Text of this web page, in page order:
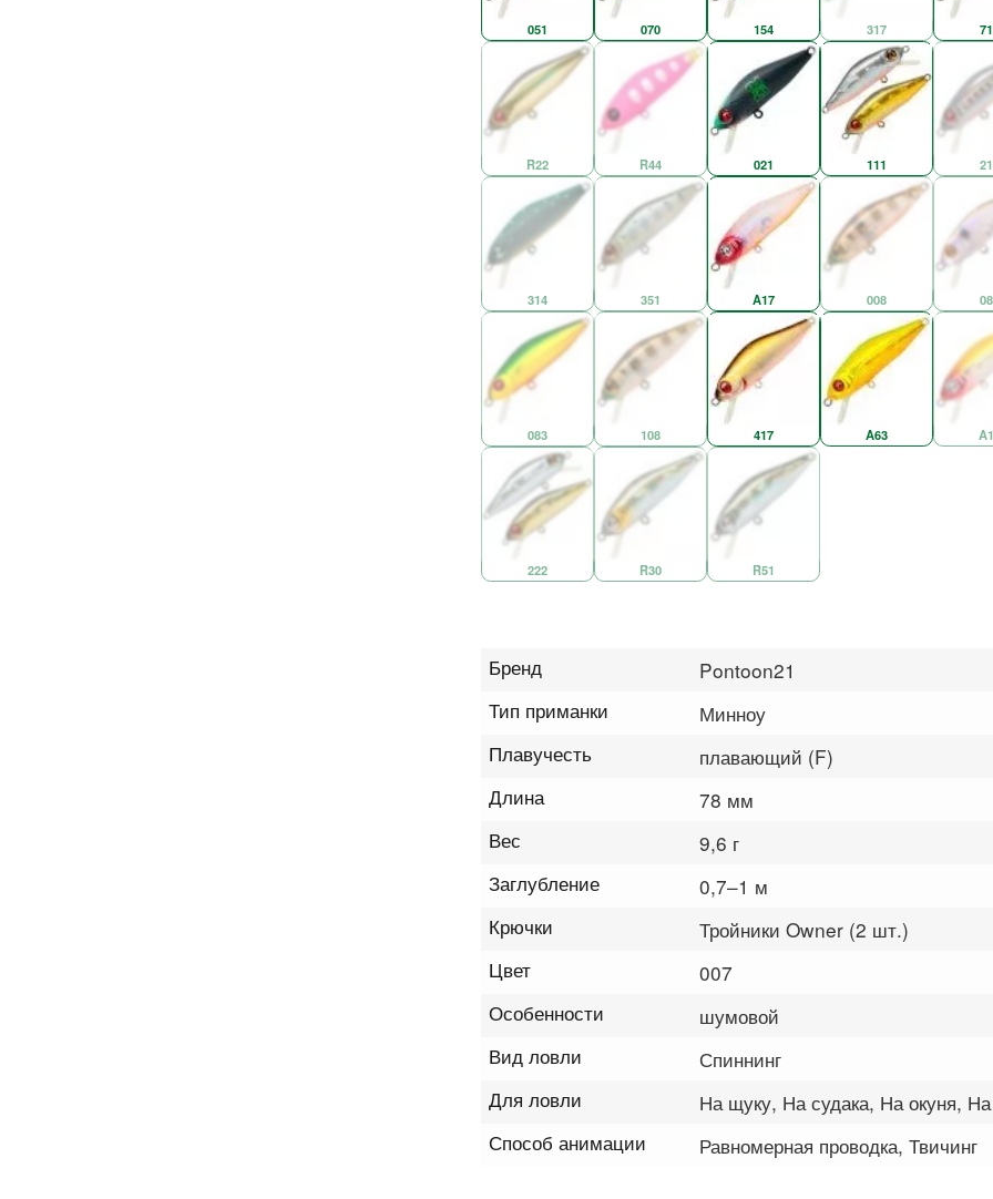
051 070 154 317
R22 R44 021 111
314 351 A17 008
083 108 417 A63
222 R30 R51
Бренд
Pontoon21
Тип приманки
Минноу
Плавучесть
плавающий (F)
Длина
78 мм
Вес
9,6 г
Заглубление
0,7–1 м
Крючки
Тройники Owner (2 шт.)
Цвет
007
Особенности
шумовой
Вид ловли
Спиннинг
Для ловли
На щуку, На судака, На окуня, На
Способ анимации
Равномерная проводка, Твичинг